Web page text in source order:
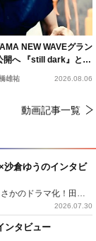
NEW WAVEグラン
開へ 『still dark』と同
雄祐 2026.08.06
動画記事一覧
沙倉ゆうのインタビ
『侍タイムスリッパー』ファンに贈る、まさかのドラマ化！田村ツトム×沙倉ゆうのが語る『心配無用ノ介』撮影秘話
2026.07.30
ンタビュー